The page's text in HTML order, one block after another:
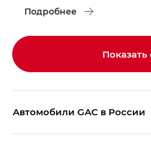
Подробнее
Aвтомобили GAC в России